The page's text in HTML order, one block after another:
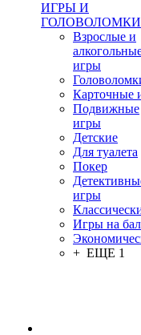
ИГРЫ И
ГОЛОВОЛОМКИ
Взрослые и
игры
Карточные
Подвижные
игры
Детские
Для туалета
Покер
игры
Игры на
+ ЕЩЕ 1